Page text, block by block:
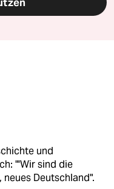
und
"'Wir sind die
neues Deutschland".